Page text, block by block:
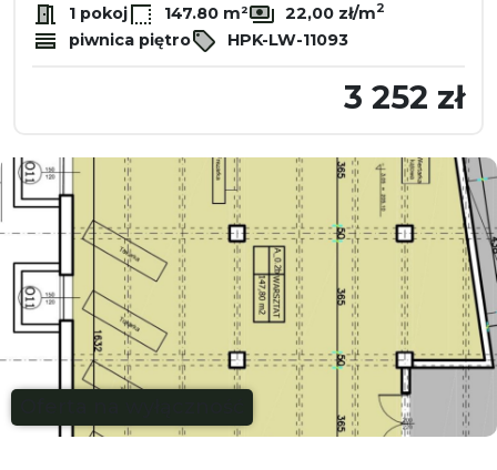
1 pokoj 147.80 m² 22,00 zł/m2
piwnica piętro HPK-LW-11093
3 252 zł